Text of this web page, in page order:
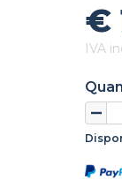
€
IVA